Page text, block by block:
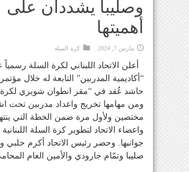
وصليبا يشددان على
أهميتها
مارس 7, 2024 كرة السلة
أعلن الاتحاد اللبناني لكرة السلة
“أكاديمية المدربين” التابعة له خلال
حاشد عُقد في “مقر انطوان شويري لكرة
ومن مهامها تخريج واعداد مدربين تحت
مختصين ولأول مرة ضمن الخطة التي
واعضاء الاتحاد لتطوير كرة السلة اللبنانية
جوانبها. وحضر رئيس الاتحاد أكرم حلبي
صليبا وتمّام جارودي والأمين العام